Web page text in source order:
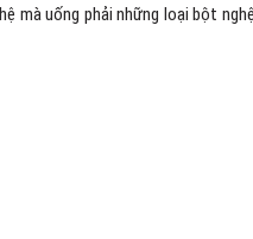
mà uống phải những loại bột